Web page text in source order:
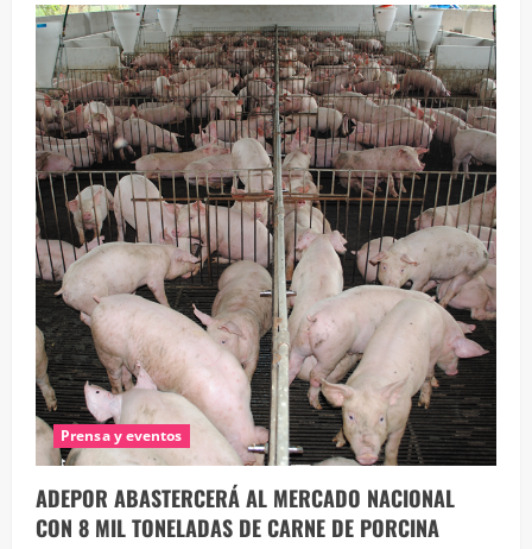
BAJOS
PRECIOS
DEL
KILO
VIVO
DE
CERDO
FRENA
LA
INVERSIÓN
DE
BS.
42
MILLONES
EN
GRANJAS
PORCINAS
Prensa y eventos
ADEPOR ABASTERCERÁ AL MERCADO NACIONAL
CON 8 MIL TONELADAS DE CARNE DE PORCINA